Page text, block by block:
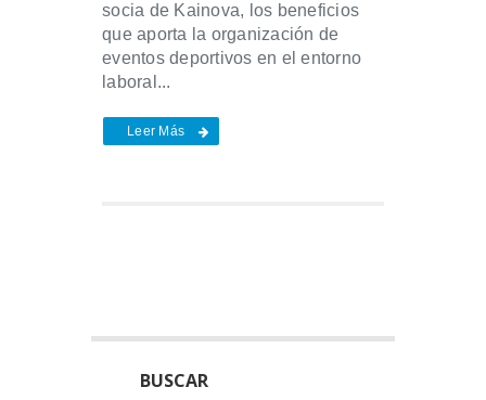
socia de Kainova, los beneficios
que aporta la organización de
eventos deportivos en el entorno
laboral...
Leer Más
BUSCAR